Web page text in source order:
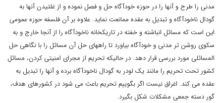
مدنی را طرح و آنها را در حوزه خودآگاه حل و فصل نموده و از غلتیدن آنها به
گودال ناخودآگاه و تبدیل به عقده ممانعت نماید. علاوه بر آن فلسفه حوزه عمومی
این است که مسائل انباشته و خفته در تاریکخانه ناخودآگاه را از آنجا خارج و به
سکوی روشن تر مدنی و خودآگاه بیاورد تا راههای حل آن مسائل را با نگاهی حل
المسائلی مورد بررسی قرار دهد. در حالیکه تحریم از مجرای امنیتی کردن، مسائل
کشور تحت تحریم را مانند یک لودر به گودال ناخودآگاه برده و آنها را تبدیل به
عقده می کند. اغراق نیست اگر بگوییم تحریم باعث می شود در کشورهای هدف،
گور دسته جمعی مشکلات شکل بگیرد.